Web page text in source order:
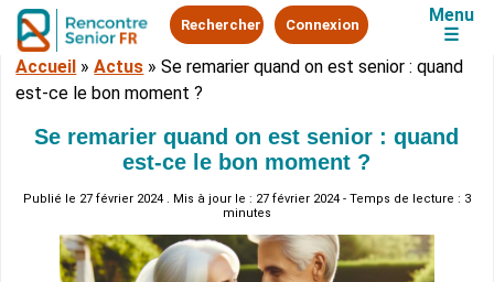
Rechercher Connexion
Menu
☰
Accueil »Actus »Se remarier quand on est senior : quand
est-ce le bon moment ?
Se remarier quand on est senior : quand
est-ce le bon moment ?
Publié le 27 février 2024 . Mis à jour le : 27 février 2024 - Temps de lecture : 3
minutes